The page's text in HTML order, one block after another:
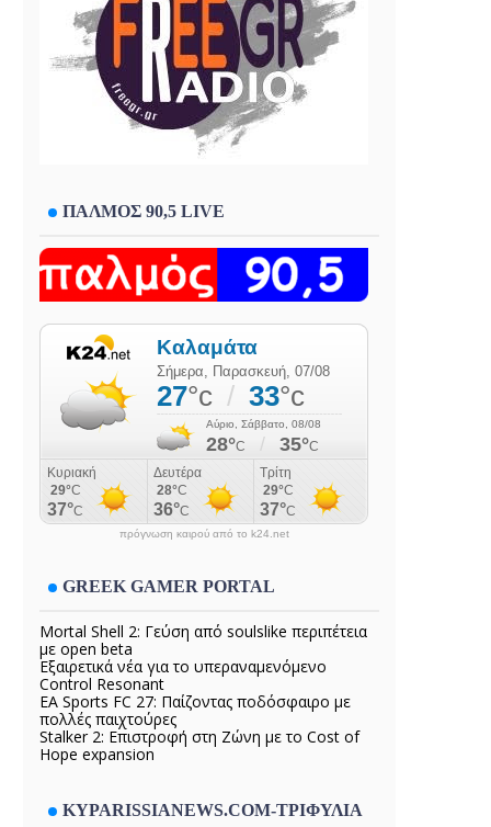
ΠΑΛΜΟΣ 90,5 LIVE
πρόγνωση καιρού από το k24.net
GREEK GAMER PORTAL
Mortal Shell 2: Γεύση από soulslike περιπέτεια
με open beta
Εξαιρετικά νέα για το υπεραναμενόμενο
Control Resonant
EA Sports FC 27: Παίζοντας ποδόσφαιρο με
πολλές παιχτούρες
Stalker 2: Επιστροφή στη Ζώνη με το Cost of
Hope expansion
KYPARISSIANEWS.COM-ΤΡΙΦΥΛΙΑ